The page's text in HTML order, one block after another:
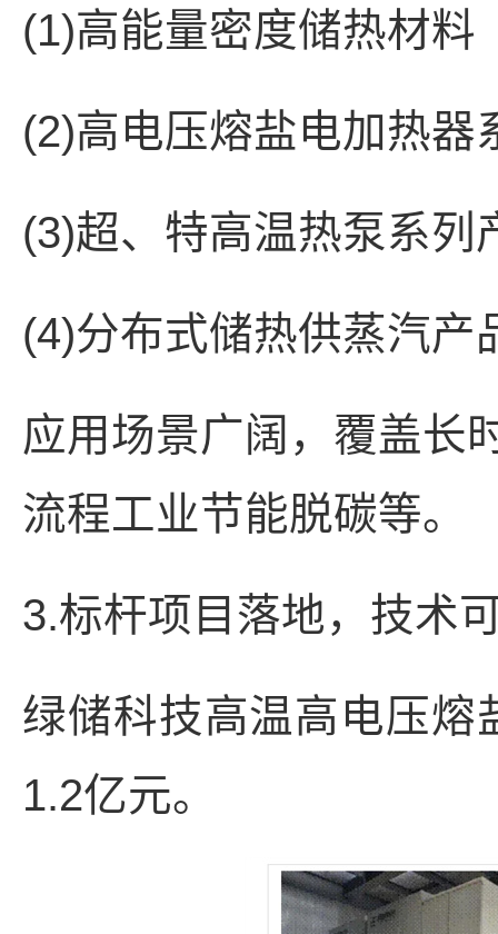
(1)高能量密度储热材料
(2)高电压熔盐电加热器
(3)超、特高温热泵系列
(4)分布式储热供蒸汽产
应用场景广阔，覆盖长
流程工业节能脱碳等。
3.标杆项目落地，技术
绿储科技高温高电压熔
1.2亿元。